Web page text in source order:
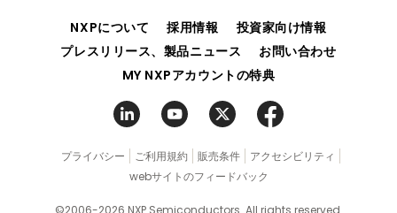
NXPについて 採用情報
投資家向け情報
プレスリリース、製品ニュース
お問い合わせ
MY NXPアカウントの特典
プライバシー ご利用規約 販売条件
アクセシビリティ
webサイトのフィードバック
©2006-2026 NXP Semiconductors. All rights reserved.